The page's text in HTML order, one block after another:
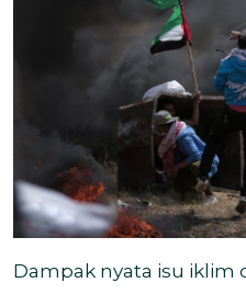
Dampak nyata isu iklim